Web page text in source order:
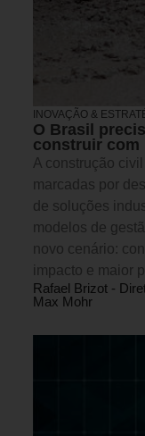
INOVAÇÃO &
O Brasil
construir com
A construção
marcadas por
de soluções
modelos de
novo cenário:
impacto e maior
Rafael Brizot -
Max Mohr